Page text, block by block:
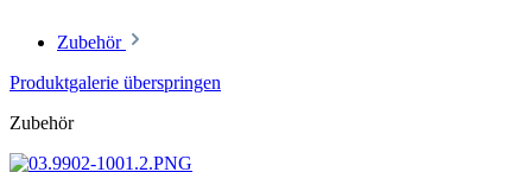
Zubehör
Produktgalerie überspringen
Zubehör